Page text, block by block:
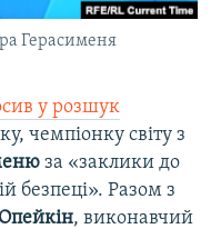
Герасименя
у розшук
чемпіонку світу з
за «заклики до
безпеці». Разом з
, виконавчий